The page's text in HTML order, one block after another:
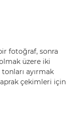
fotoğraf, sonra
üzere iki
ayırmak
çekimleri için